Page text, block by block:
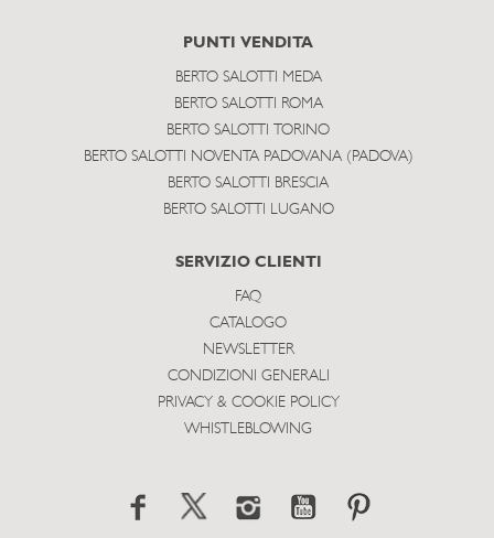
PUNTI VENDITA
BERTO SALOTTI MEDA
BERTO SALOTTI ROMA
BERTO SALOTTI TORINO
BERTO SALOTTI NOVENTA PADOVANA (PADOVA)
BERTO SALOTTI BRESCIA
BERTO SALOTTI LUGANO
SERVIZIO CLIENTI
FAQ
CATALOGO
NEWSLETTER
CONDIZIONI GENERALI
PRIVACY & COOKIE POLICY
WHISTLEBLOWING